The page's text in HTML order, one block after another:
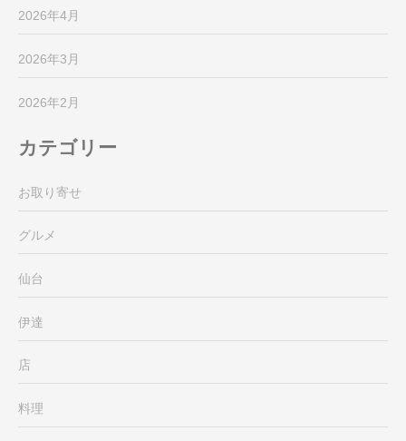
2026年4月
2026年3月
2026年2月
カテゴリー
お取り寄せ
グルメ
仙台
伊達
店
料理